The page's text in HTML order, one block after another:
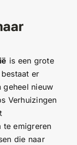
is een grote
er
geheel nieuw
Verhuizingen
te emigreren
die naar